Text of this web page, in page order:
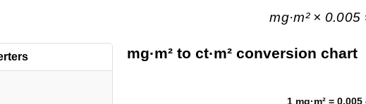
mg·m² × 0.005
mg·m² to ct·m² conversion chart